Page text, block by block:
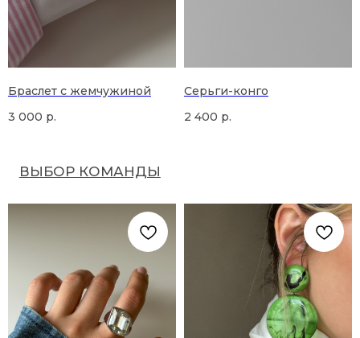
Браслет с жемчужиной
3 000 р.
Серьги-конго
2 400 р.